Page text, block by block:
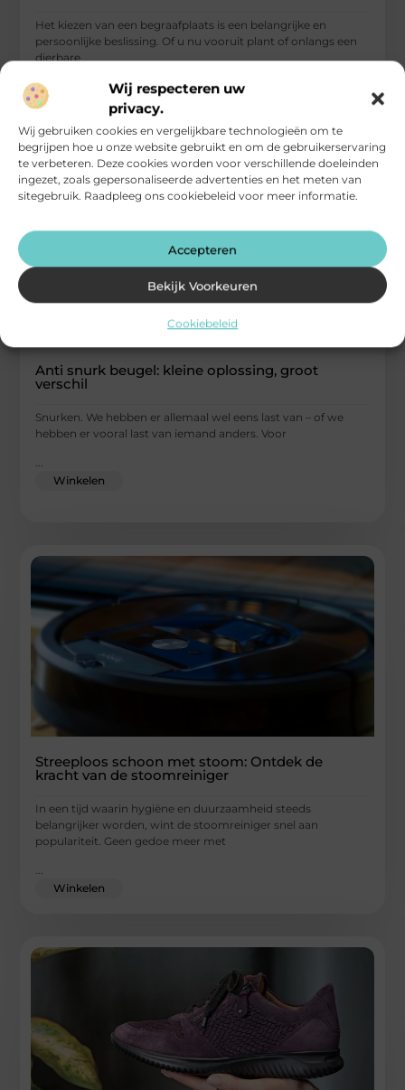
Wij respecteren uw
privacy.
Wij gebruiken cookies en vergelijkbare technologieën om te
begrijpen hoe u onze website gebruikt en om de gebruikerservaring
te verbeteren. Deze cookies worden voor verschillende doeleinden
ingezet, zoals gepersonaliseerde advertenties en het meten van
sitegebruik. Raadpleeg ons cookiebeleid voor meer informatie.
Accepteren
Bekijk Voorkeuren
Cookiebeleid
Het kiezen van een begraafplaats is een belangrijke en
persoonlijke beslissing. Of u nu vooruit plant of onlangs een
dierbare
...
Anti snurk beugel: kleine oplossing, groot
verschil
Snurken. We hebben er allemaal wel eens last van – of we
hebben er vooral last van iemand anders. Voor
Winkelen
Streeploos schoon met stoom: Ontdek de
kracht van de stoomreiniger
In een tijd waarin hygiëne en duurzaamheid steeds
belangrijker worden, wint de stoomreiniger snel aan
populariteit. Geen gedoe meer met
...
Winkelen